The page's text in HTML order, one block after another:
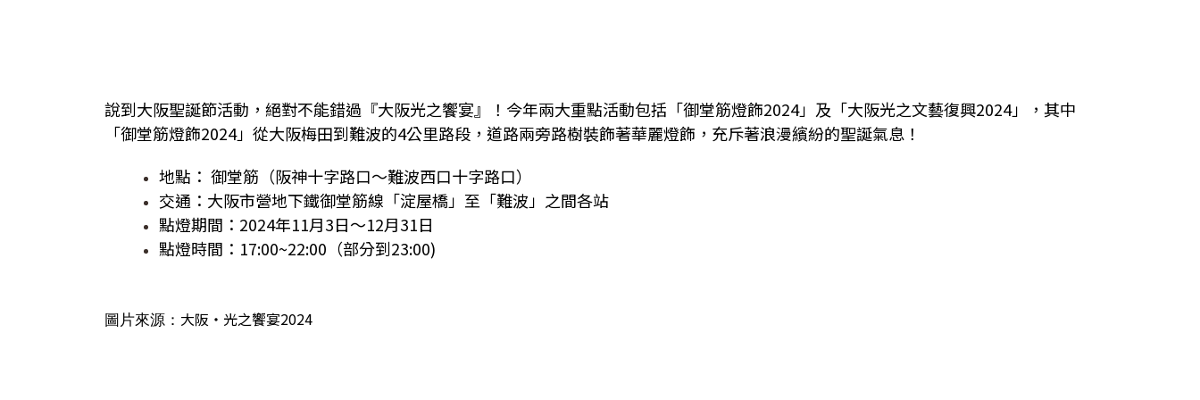
說到大阪聖誕節活動，絕對不能錯過『大阪光之饗宴』！今年兩大重點活動包括「御堂筋燈飾2024」及「大阪光之文藝復興2024」，其中
「御堂筋燈飾2024」從大阪梅田到難波的4公里路段，道路兩旁路樹裝飾著華麗燈飾，充斥著浪漫繽紛的聖誕氣息！
地點： 御堂筋（阪神十字路口〜難波西口十字路口）
交通：大阪市營地下鐵御堂筋線「淀屋橋」至「難波」之間各站
點燈期間：2024年11月3日～12月31日
點燈時間：17:00~22:00（部分到23:00)
圖片來源： 大阪・光之饗宴2024